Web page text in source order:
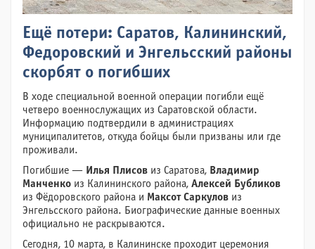
Ещё потери: Саратов, Калининский,
Федоровский и Энгельсский районы
скорбят о погибших
В ходе специальной военной операции погибли ещё
четверо военнослужащих из Саратовской области.
Информацию подтвердили в администрациях
муниципалитетов, откуда бойцы были призваны или где
проживали.
Погибшие — Илья Плисов из Саратова, Владимир
Манченко из Калининского района, Алексей Бубликов
из Фёдоровского района и Максот Саркулов из
Энгельсского района. Биографические данные военных
официально не раскрываются.
Сегодня, 10 марта, в Калининске проходит церемония